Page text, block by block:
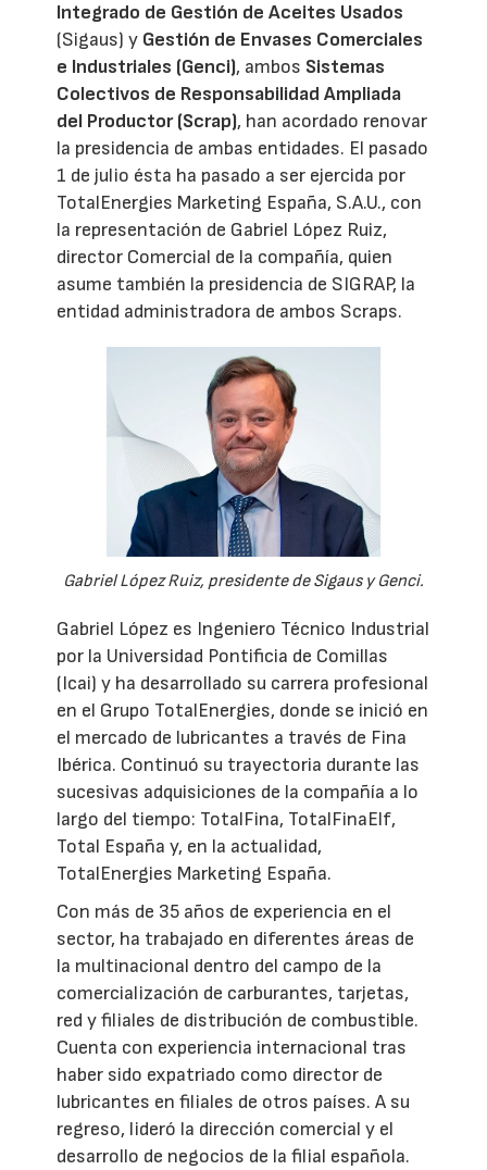
Integrado de Gestión de Aceites Usados
(Sigaus) y Gestión de Envases Comerciales
e Industriales (Genci), ambos Sistemas
Colectivos de Responsabilidad Ampliada
del Productor (Scrap), han acordado renovar
la presidencia de ambas entidades. El pasado
1 de julio ésta ha pasado a ser ejercida por
TotalEnergies Marketing España, S.A.U., con
la representación de Gabriel López Ruiz,
director Comercial de la compañía, quien
asume también la presidencia de SIGRAP, la
entidad administradora de ambos Scraps.
Gabriel López Ruiz, presidente de Sigaus y Genci.
Gabriel López es Ingeniero Técnico Industrial
por la Universidad Pontificia de Comillas
(Icai) y ha desarrollado su carrera profesional
en el Grupo TotalEnergies, donde se inició en
el mercado de lubricantes a través de Fina
Ibérica. Continuó su trayectoria durante las
sucesivas adquisiciones de la compañía a lo
largo del tiempo: TotalFina, TotalFinaElf,
Total España y, en la actualidad,
TotalEnergies Marketing España.
Con más de 35 años de experiencia en el
sector, ha trabajado en diferentes áreas de
la multinacional dentro del campo de la
comercialización de carburantes, tarjetas,
red y filiales de distribución de combustible.
Cuenta con experiencia internacional tras
haber sido expatriado como director de
lubricantes en filiales de otros países. A su
regreso, lideró la dirección comercial y el
desarrollo de negocios de la filial española.